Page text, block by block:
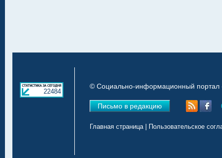
22484
© Социально-информационный портал
Письмо в редакцию
Главная страница| Пользовательское